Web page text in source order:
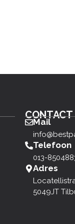
CONTACT
Mail
Telefoon
013-
Adres
5049JT